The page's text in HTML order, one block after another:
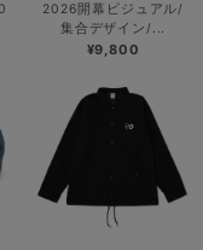
2026開幕ビジュアル/
集合デザイン/...
¥9,800